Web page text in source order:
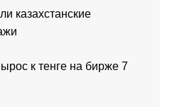
казахстанские
к тенге на бирже 7